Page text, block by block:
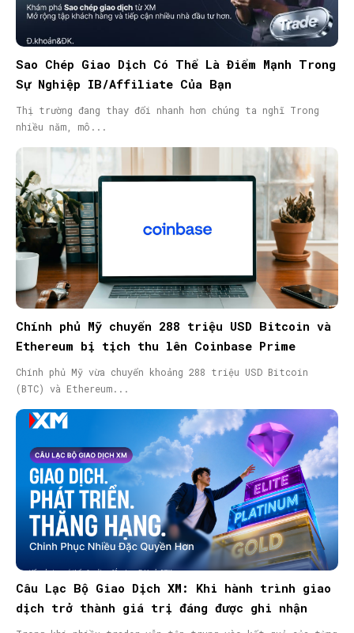
Sao Chép Giao Dịch Có Thể Là Điểm Mạnh Trong
Sự Nghiệp IB/Affiliate Của Bạn
Thị trường đang thay đổi nhanh hơn chúng ta nghĩ Trong
nhiều năm, mô...
Chính phủ Mỹ chuyển 288 triệu USD Bitcoin và
Ethereum bị tịch thu lên Coinbase Prime
Chính phủ Mỹ vừa chuyển khoảng 288 triệu USD Bitcoin
(BTC) và Ethereum...
Câu Lạc Bộ Giao Dịch XM: Khi hành trình giao
dịch trở thành giá trị đáng được ghi nhận